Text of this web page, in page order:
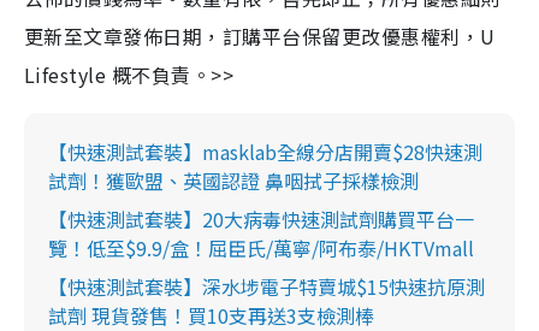
更新至文章發佈日期，訂購平台保留更改優惠權利，U
Lifestyle 概不負責。>>
【快速測試套裝】masklab全線分店開賣$28快速測
試劑！獲歐盟、英國認證 鼻咽拭子採樣檢測
【快速測試套裝】20大病毒快速測試劑購買平台一
覽！低至$9.9/盒！屈臣氏/萬寧/阿布泰/HKTVmall
【快速測試套裝】深水埗電子特賣城$15快速抗原測
試劑 現貨發售！買10支再送3支檢測棒